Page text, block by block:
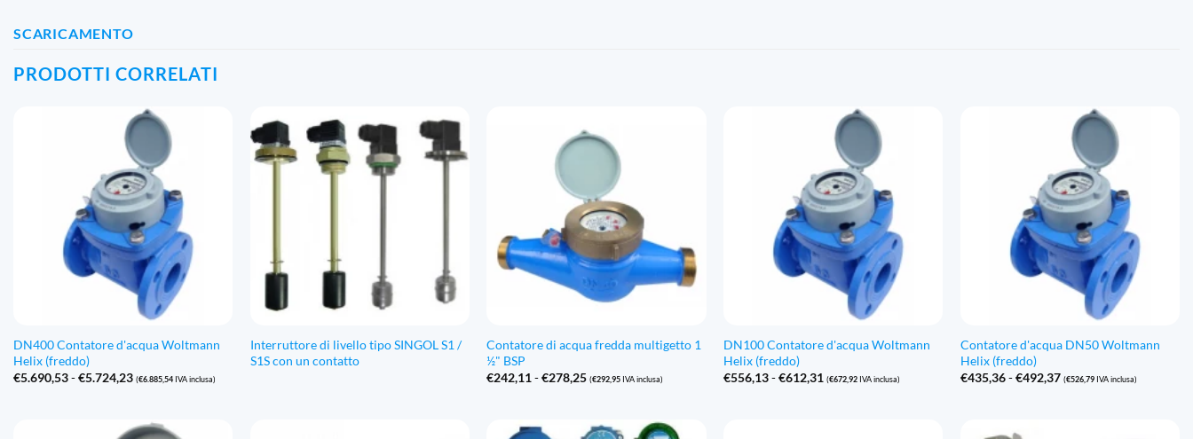
SCARICAMENTO
PRODOTTI CORRELATI
DN400 Contatore d'acqua Woltmann
Helix (freddo)
€5.690,53-€5.724,23Fascia
€5.690,53
(€6.885,54IVA inclusa)
Interruttore di livello tipo SINGOL S1 /
S1S con un contatto
Contatore di acqua fredda multigetto 1
½" BSP
€242,11-€278,25Fascia
€242,11
(€292,95 IVA inclusa)
DN100 Contatore d'acqua Woltmann
Helix (freddo)
€556,13-€612,31Fascia
(€672,92 IVA inclusa)
Contatore d'acqua DN50 Woltmann
Helix (freddo)
€435,36-€492,37Fascia
(€526,79IVA inclusa)